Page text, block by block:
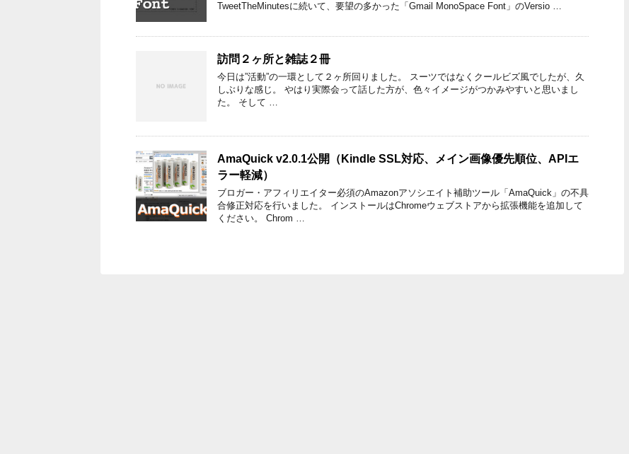
TweetTheMinutesに続いて、要望の多かった「Gmail MonoSpace Font」のVersio …
訪問２ヶ所と雑誌２冊
今日は”活動”の一環として２ヶ所回りました。 スーツではなくクールビズ風でしたが、久
しぶりな感じ。 やはり実際会って話した方が、色々イメージがつかみやすいと思いまし
た。 そして …
AmaQuick v2.0.1公開（Kindle SSL対応、メイン画像優先順位、APIエ
ラー軽減）
ブロガー・アフィリエイター必須のAmazonアソシエイト補助ツール「AmaQuick」の不具
合修正対応を行いました。 インストールはChromeウェブストアから拡張機能を追加して
ください。 Chrom …